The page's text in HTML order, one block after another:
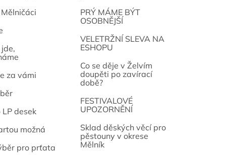
za vámi
desek
možná
pro prťata
PRÝ MÁME BÝT
OSOBNĚJŠÍ
VELETRŽNÍ SLEVA NA
ESHOPU
Co se děje v Želvím
doupěti po zavírací
době?
FESTIVALOVÉ
UPOZORNĚNÍ
Sklad děských věcí pro
pěstouny v okrese
Mělník